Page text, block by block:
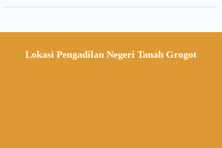
Lokasi Pengadilan Negeri Tanah Grogot